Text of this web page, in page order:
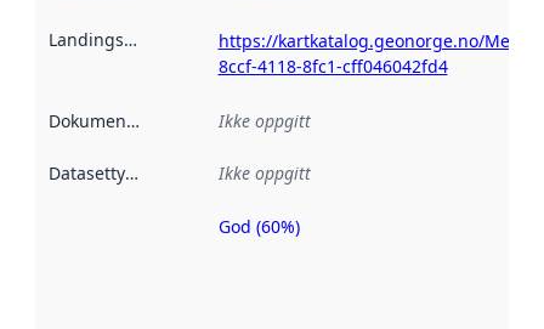
Landingsside
https://kartkatalog.geonorge.no/
8ccf-4118-8fc1-cff046042fd4
Dokumentasjon Ikke oppgitt
Datasettype Ikke oppgitt
Metadatakvalitet
God (60%)